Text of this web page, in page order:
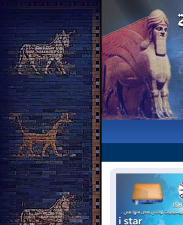
رافائيل ليمكين ومأساة سميل: